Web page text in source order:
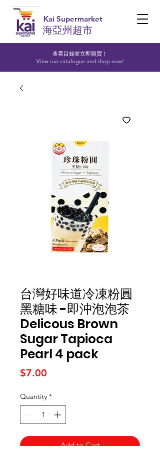
查看目錄並立即購買！​
View our catalogue and shop now!
Kai Supermarket
海亞州超市
台灣好味道冷凍粉圓
黑糖味 -即沖泡泡茶
Delicous Brown
Sugar Tapioca
Pearl 4 pack
$7.00
Quantity *
Add to Cart